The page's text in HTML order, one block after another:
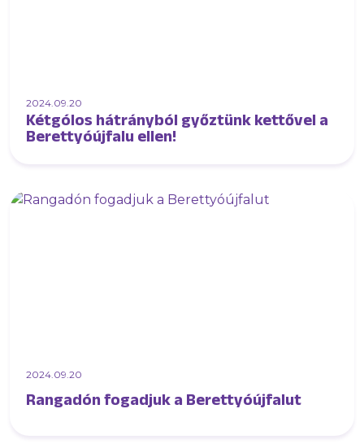
2024.09.20
Kétgólos hátrányból győztünk kettővel a
Berettyóújfalu ellen!
2024.09.20
Rangadón fogadjuk a Berettyóújfalut